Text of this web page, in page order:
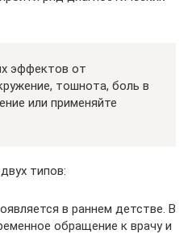
эффектов от
тошнота, боль в
или применяйте
типов:
в раннем детстве. В
обращение к врачу и